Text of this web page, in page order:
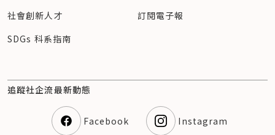
社會創新人才
SDGs 科系指南
訂閱電子報
追蹤社企流最新動態
Facebook Instagram